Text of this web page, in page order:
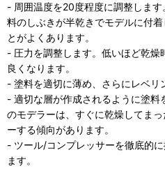
- 周囲温度を20度程度に調整しま
料のしぶきが半乾きでモデルに付
とがよくあります。
- 圧力を調整します。低いほど乾
良くなります。
- 塗料を適切に薄め、さらにレベリ
- 適切な層が作成されるように塗料
のモデラーは、すぐに乾燥してま
ーする傾向があります。
- ツール/コンプレッサーを徹底的
ます。